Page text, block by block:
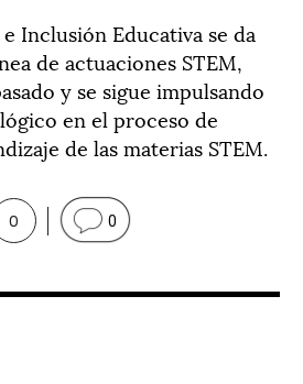
Inclusión Educativa se da
de actuaciones STEM,
y se sigue impulsando
en el proceso de
de las materias STEM.
0 0